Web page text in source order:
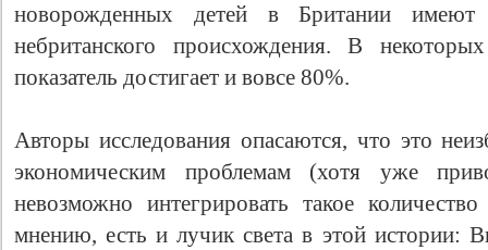
новорожденных детей в Британии
небританского происхождения. В
показатель достигает и вовсе 80%.
Авторы исследования опасаются, что это
экономическим проблемам (хотя уже
невозможно интегрировать такое
мнению, есть и лучик света в этой истории: